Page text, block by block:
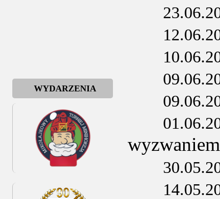
WYDARZENIA
wyzwaniem